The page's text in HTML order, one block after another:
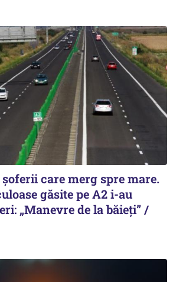
care merg spre mare.
găsite pe A2 i-au
„Manevre de la băieți” /